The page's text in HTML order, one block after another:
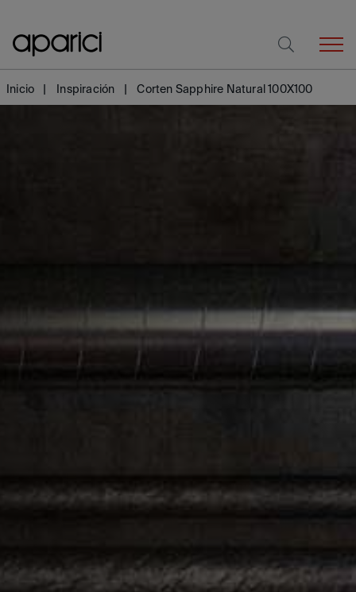
Inicio Inspiración Corten Sapphire Natural 100X100